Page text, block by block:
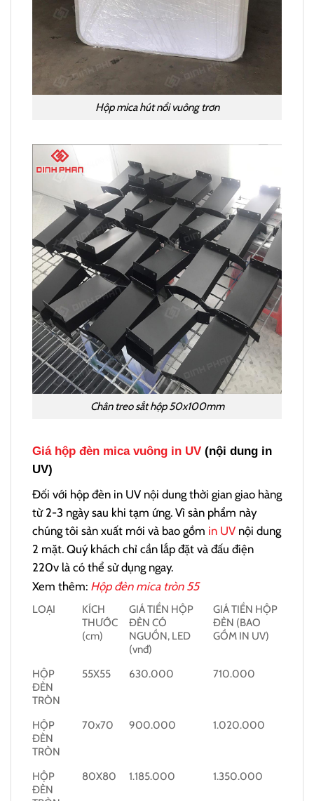
Hộp mica hút nổi vuông trơn
Chân treo sắt hộp 50x100mm
Giá hộp đèn mica vuông in UV (nội dung in
UV)
Đối với hộp đèn in UV nội dung thời gian giao hàng
từ 2-3 ngày sau khi tạm ứng. Vì sản phẩm này
chúng tôi sản xuất mới và bao gồm in UV nội dung
2 mặt. Quý khách chỉ cần lắp đặt và đấu điện
220v là có thể sử dụng ngay.
Xem thêm: Hộp đèn mica tròn 55
LOẠI
KÍCH
THƯỚC
(cm)
GIÁ TIỀN HỘP
ĐÈN CÓ
NGUỒN, LED
(vnđ)
GIÁ TIỀN HỘP
ĐÈN (BAO
GỒM IN UV)
HỘP
ĐÈN
TRÒN
55X55 630.000 710.000
HỘP
ĐÈN
TRÒN
70x70 900.000 1.020.000
HỘP
ĐÈN
80X80 1.185.000 1.350.000